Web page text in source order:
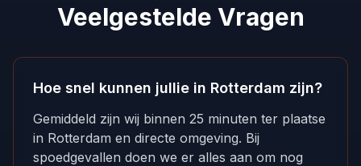
Veelgestelde Vragen
Hoe snel kunnen jullie in Rotterdam zijn?
Gemiddeld zijn wij binnen 25 minuten ter plaatse
in Rotterdam en directe omgeving. Bij
spoedgevallen doen we er alles aan om nog